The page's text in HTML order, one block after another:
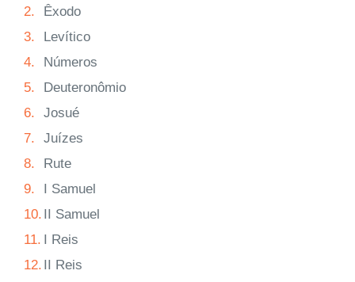
2.
Êxodo
3.
Levítico
4.
Números
5.
Deuteronômio
6.
Josué
7.
Juízes
8.
Rute
9.
I Samuel
10. II Samuel
11. I Reis
12. II Reis